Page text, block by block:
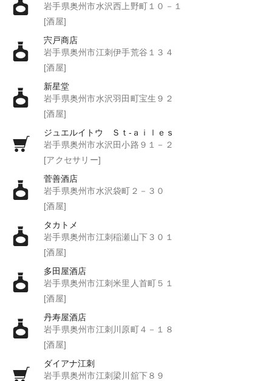
岩手県奥州市水沢西上野町１０－１
[酒屋]
宍戸商店
岩手県奥州市江刺伊手荒谷１３４
[酒屋]
新星堂
岩手県奥州市水沢羽田町宝生９２
[酒屋]
ジュエルイトウ Ｓｔ‐ａｉｌｅｓ
岩手県奥州市水沢田小路９１－２
[アクセサリー]
菅善酒店
岩手県奥州市水沢袋町２－３０
[酒屋]
タカトメ
岩手県奥州市江刺稲瀬山下３０１
[酒屋]
多田屋酒店
岩手県奥州市江刺米里人首町５１
[酒屋]
丹寿屋酒店
岩手県奥州市江刺川原町４－１８
[酒屋]
ダイアナ江刺
岩手県奥州市江刺梁川舘下８９